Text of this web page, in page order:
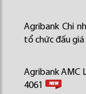
Agribank Chi
tổ chức đấu giá
Agribank AMC
4061